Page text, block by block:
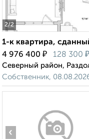
2/2
1-к квартира,
4 976 400 ₽ 128 300 ₽
Северный район,
Собственник,
‹